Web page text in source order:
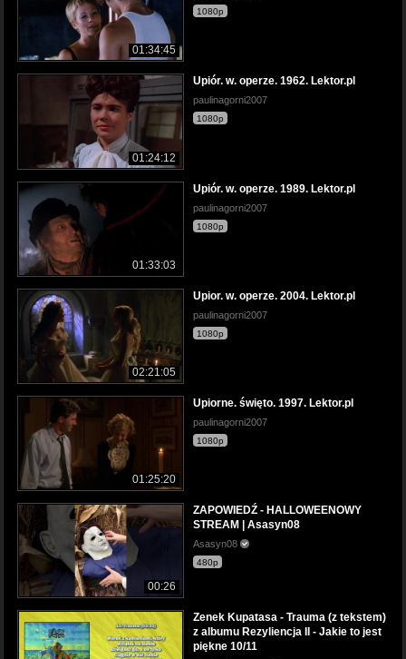
01:34:45
1080p
01:24:12
Upiór. w. operze. 1962. Lektor.pl
paulinagorni2007
1080p
01:33:03
Upiór. w. operze. 1989. Lektor.pl
paulinagorni2007
1080p
02:21:05
Upior. w. operze. 2004. Lektor.pl
paulinagorni2007
1080p
01:25:20
Upiorne. święto. 1997. Lektor.pl
paulinagorni2007
1080p
00:26
ZAPOWIEDŹ - HALLOWEENOWY
STREAM | Asasyn08
Asasyn08
480p
Zenek Kupatasa - Trauma (z tekstem)
z albumu Rezyliencja II - Jakie to jest
piękne 10/11